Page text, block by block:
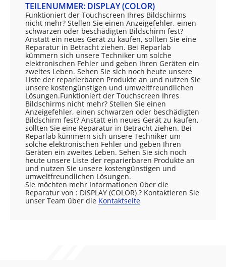
TEILENUMMER: DISPLAY (COLOR)
Funktioniert der Touchscreen Ihres Bildschirms
nicht mehr? Stellen Sie einen Anzeigefehler, einen
schwarzen oder beschädigten Bildschirm fest?
Anstatt ein neues Gerät zu kaufen, sollten Sie eine
Reparatur in Betracht ziehen. Bei Reparlab
kümmern sich unsere Techniker um solche
elektronischen Fehler und geben Ihren Geräten ein
zweites Leben. Sehen Sie sich noch heute unsere
Liste der reparierbaren Produkte an und nutzen Sie
unsere kostengünstigen und umweltfreundlichen
Lösungen.Funktioniert der Touchscreen Ihres
Bildschirms nicht mehr? Stellen Sie einen
Anzeigefehler, einen schwarzen oder beschädigten
Bildschirm fest? Anstatt ein neues Gerät zu kaufen,
sollten Sie eine Reparatur in Betracht ziehen. Bei
Reparlab kümmern sich unsere Techniker um
solche elektronischen Fehler und geben Ihren
Geräten ein zweites Leben. Sehen Sie sich noch
heute unsere Liste der reparierbaren Produkte an
und nutzen Sie unsere kostengünstigen und
umweltfreundlichen Lösungen.
Sie möchten mehr Informationen über die
Reparatur von : DISPLAY (COLOR) ? Kontaktieren Sie
unser Team über die Kontaktseite